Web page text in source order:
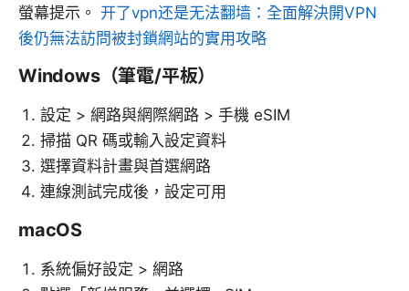
螢幕提示。 开了vpn还是无法翻墙：全面解決開VPN
後仍無法訪問被封鎖網站的實用攻略
Windows（筆電/平板）
設定 > 網路與網際網路 > 手機 eSIM
掃描 QR 碼或輸入設定資料
選擇資料計畫與首選網路
連線測試完成後，設定可用
macOS
系統偏好設定 > 網路